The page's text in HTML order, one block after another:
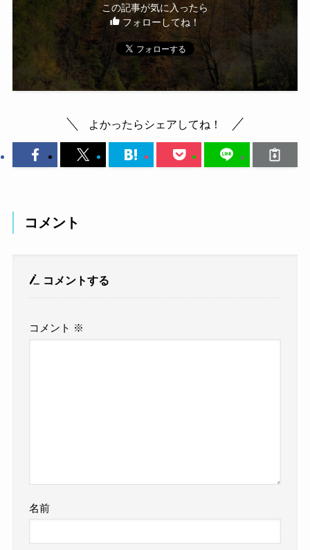
この記事が気に入ったら
フォローしてね！
よかったらシェアしてね！
コメント
コメントする
コメント ※
名前